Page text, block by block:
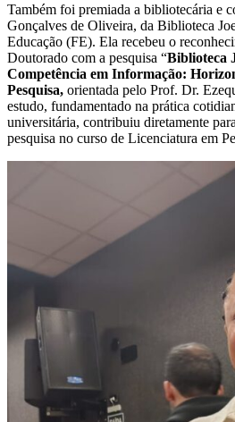
Também foi premiada a bibliotecária e
Gonçalves de Oliveira, da Biblioteca
Educação (FE). Ela recebeu o
Doutorado com a pesquisa “Biblioteca
Competência em Informação:
Pesquisa, orientada pelo Prof. Dr.
estudo, fundamentado na prática
universitária, contribuiu diretamente
pesquisa no curso de Licenciatura em